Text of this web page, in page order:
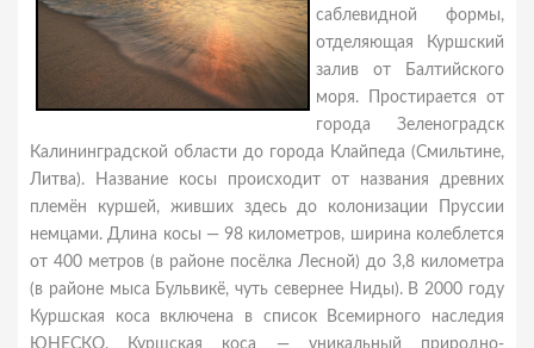
саблевидной формы,
отделяющая Куршский
залив от Балтийского
моря. Простирается от
города Зеленоградск
Калининградской области до города Клайпеда (Смильтине,
Литва). Название косы происходит от названия древних
племён куршей, живших здесь до колонизации Пруссии
немцами. Длина косы — 98 километров, ширина колеблется
от 400 метров (в районе посёлка Лесной) до 3,8 километра
(в районе мыса Бульвикё, чуть севернее Ниды). В 2000 году
Куршская коса включена в список Всемирного наследия
ЮНЕСКО. Куршская коса — уникальный природно-